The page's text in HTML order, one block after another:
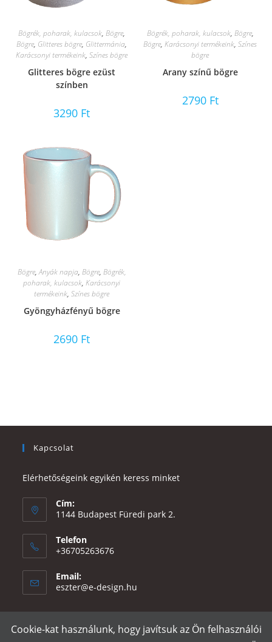
Bögrék, poharak, kulacsok,Bögre,
Bögre, Glitteres bögre, Glittermánia,
Karácsonyi termékeink,Színes bögre
Glitteres bögre ezüst
színben
3290 Ft
Bögrék, poharak, kulacsok, Bögre,
Bögre,Karácsonyi termékeink,Színes
bögre
Arany színű bögre
2790 Ft
Bögre,Anyák napja, Bögre, Bögrék,
poharak, kulacsok,Karácsonyi
termékeink,Színes bögre
Gyöngyházfényű bögre
2690 Ft
Kapcsolat
Elérhetőségeink egyikén keress minket
Cím:
1144 Budapest Füredi park 2.
Telefon
+36705263676
Email:
eszter@e-design.hu
Cookie-kat használunk, hogy javítsuk az Ön felhasználói